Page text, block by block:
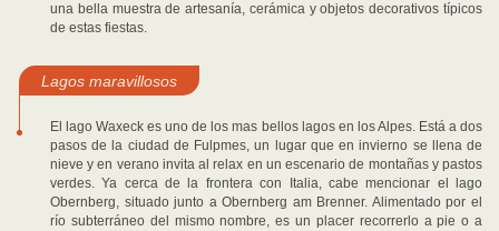
una bella muestra de artesanía, cerámica y objetos decorativos típicos
de estas fiestas.
Lagos maravillosos
El lago Waxeck es uno de los mas bellos lagos en los Alpes. Está a dos
pasos de la ciudad de Fulpmes, un lugar que en invierno se llena de
nieve y en verano invita al relax en un escenario de montañas y pastos
verdes. Ya cerca de la frontera con Italia, cabe mencionar el lago
Obernberg, situado junto a Obernberg am Brenner. Alimentado por el
río subterráneo del mismo nombre, es un placer recorrerlo a pie o a